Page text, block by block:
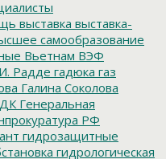
выставка выставка-
самообразование
Вьетнам ВЭФ
Радде гадюка газ
Галина Соколова
Генеральная
РФ
гидрозащитные
гидрологическая